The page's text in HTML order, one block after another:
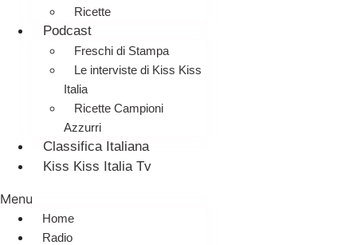
Ricette
Podcast
Freschi di Stampa
Le interviste di Kiss Kiss
Italia
Ricette Campioni
Azzurri
Classifica Italiana
Kiss Kiss Italia Tv
Menu
Home
Radio